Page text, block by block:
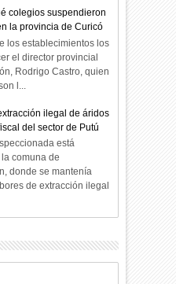
colegios suspendieron
la provincia de Curicó
los establecimientos los
el director provincial
Rodrigo Castro, quien
l...
ilegal de áridos
del sector de Putú
está
comuna de
donde se mantenía
de extracción ilegal